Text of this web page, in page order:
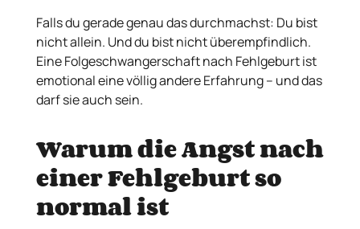
Falls du gerade genau das durchmachst: Du bist
nicht allein. Und du bist nicht überempfindlich.
Eine Folgeschwangerschaft nach Fehlgeburt ist
emotional eine völlig andere Erfahrung – und das
darf sie auch sein.
Warum die Angst nach
einer Fehlgeburt so
normal ist